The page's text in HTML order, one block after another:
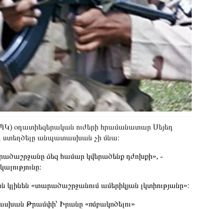
օդատիեզերական ուժերի հրամանատար Սեյեդ
ստեղծելը անպատասխան չի մնա։
ձեզ համար կվերածենք դժոխքի», -
«տարածաշրջանում ամերիկյան լկտիությանը»։
Թրամփի՝ Իրանը «ռմբակոծելու»